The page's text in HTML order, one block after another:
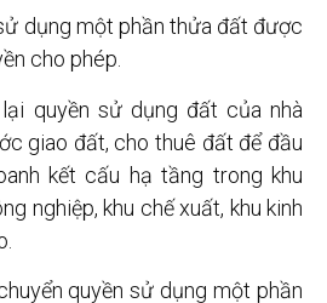
dụng một phần thửa đất được
cho phép.
quyền sử dụng đất của nhà
giao đất, cho thuê đất để đầu
kết cấu hạ tầng trong khu
nghiệp, khu chế xuất, khu kinh
quyền sử dụng một phần